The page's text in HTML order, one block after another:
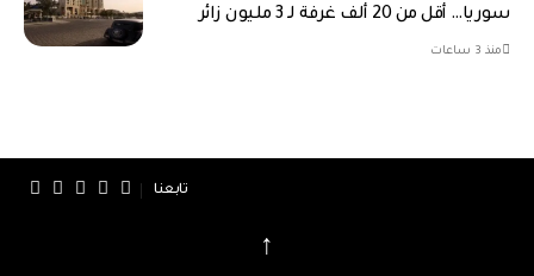
سوريا… أقل من 20 ألف غرفة لـ 3 مليون زائر
منذ 3 ساعات
تابعنا
↑